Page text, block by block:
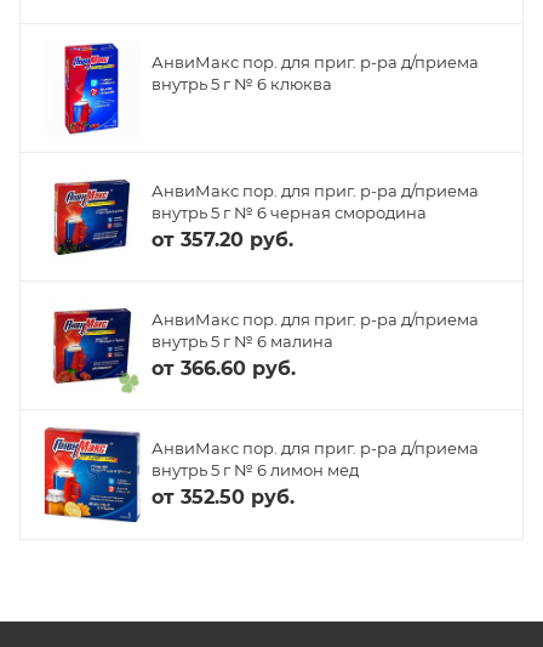
АнвиМакс пор. для приг. р-ра д/приема
внутрь 5 г № 6 клюква
АнвиМакс пор. для приг. р-ра д/приема
внутрь 5 г № 6 черная смородина
от 357.20 руб.
АнвиМакс пор. для приг. р-ра д/приема
внутрь 5 г № 6 малина
от 366.60 руб.
АнвиМакс пор. для приг. р-ра д/приема
внутрь 5 г № 6 лимон мед
от 352.50 руб.